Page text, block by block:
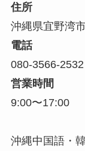
住所
沖縄県宜野湾
電話
080-3566-2532
営業時間
9:00〜17:00
沖縄中国語・